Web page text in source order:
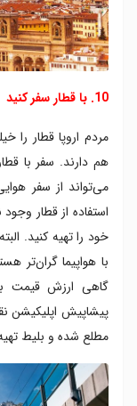
10. با قطار سفر کنید
مردم اروپا قطار را
هم دارند. سفر با
می‌تواند از سفر
استفاده از قطار
خود را تهیه کنید.
با هواپیما گران‌تر
گاهی ارزش قیمت
پیشاپیش اپلیکیشن
مطلع شده و بلیط